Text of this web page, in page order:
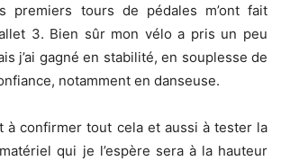
premiers tours de pédales m’ont fait
3. Bien sûr mon vélo a pris un peu
j’ai gagné en stabilité, en souplesse de
notamment en danseuse.
à confirmer tout cela et aussi à tester la
qui je l’espère sera à la hauteur